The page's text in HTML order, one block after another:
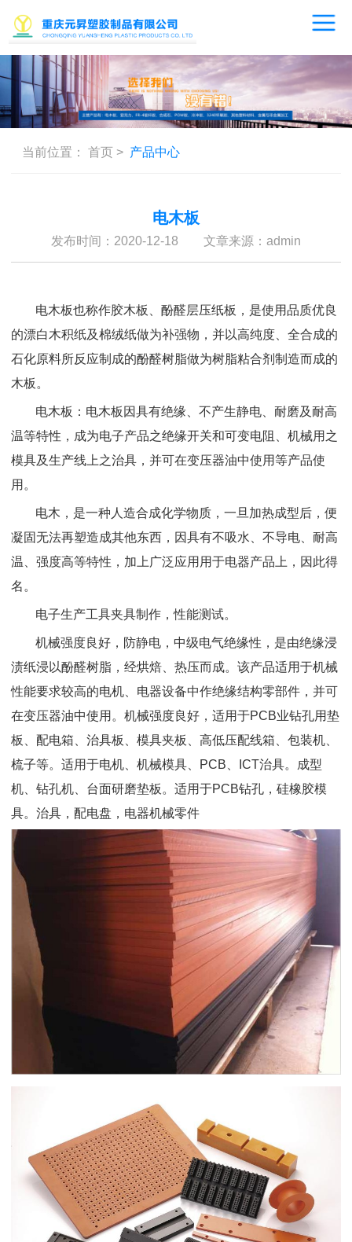
当前位置： 首页 > 产品中心
电木板
发布时间：2020-12-18 文章来源：admin
电木板也称作胶木板、酚醛层压纸板，是使用品质优良
的漂白木积纸及棉绒纸做为补强物，并以高纯度、全合成的
石化原料所反应制成的酚醛树脂做为树脂粘合剂制造而成的
木板。
电木板：电木板因具有绝缘、不产生静电、耐磨及耐高
温等特性，成为电子产品之绝缘开关和可变电阻、机械用之
模具及生产线上之治具，并可在变压器油中使用等产品使
用。
电木，是一种人造合成化学物质，一旦加热成型后，便
凝固无法再塑造成其他东西，因具有不吸水、不导电、耐高
温、强度高等特性，加上广泛应用用于电器产品上，因此得
名。
电子生产工具夹具制作，性能测试。
机械强度良好，防静电，中级电气绝缘性，是由绝缘浸
渍纸浸以酚醛树脂，经烘焙、热压而成。该产品适用于机械
性能要求较高的电机、电器设备中作绝缘结构零部件，并可
在变压器油中使用。机械强度良好，适用于PCB业钻孔用垫
板、配电箱、治具板、模具夹板、高低压配线箱、包装机、
梳子等。适用于电机、机械模具、PCB、ICT治具。成型
机、钻孔机、台面研磨垫板。适用于PCB钻孔，硅橡胶模
具。治具，配电盘，电器机械零件